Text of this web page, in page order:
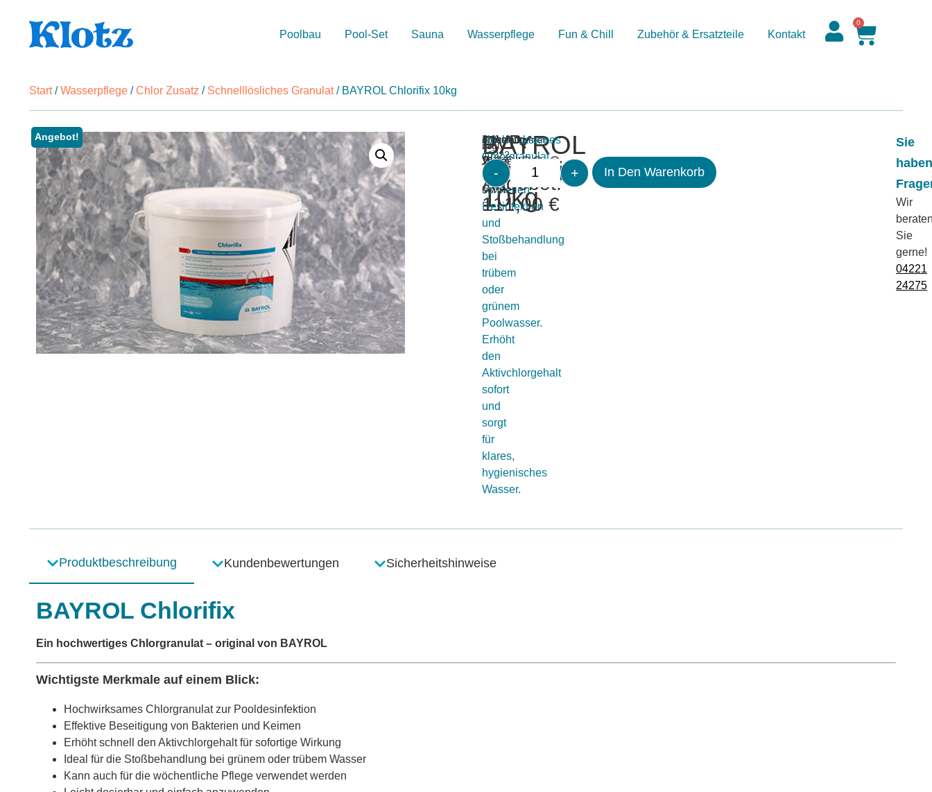
Poolbau Pool-Set Sauna Wasserpflege Fun & Chill Zubehör & Ersatzteile Kontakt
0
Start/Wasserpflege /Chlor Zusatz / Schnelllösliches Granulat/ BAYROL Chlorifix 10kg
Angebot!
Artikelnummer:
40222
Merken
BAYROL
Chlorifix
10kg
Hochwirksames
Chlorgranulat
zur
schnellen
Desinfektion
und
Stoßbehandlung
bei
trübem
oder
grünem
Poolwasser.
Erhöht
den
Aktivchlorgehalt
sofort
und
sorgt
für
klares,
hygienisches
Wasser.
UVP:
116,00€
Angebot:
111,00 €
inkl.
19
%
MwSt.
zzgl.
Versandkosten
4 vorrätig
- + In Den Warenkorb
Sie
haben
Wir
Sie
gerne!
04221
24275
Produktbeschreibung Kundenbewertungen Sicherheitshinweise
BAYROL Chlorifix
Ein hochwertiges Chlorgranulat – original von BAYROL
Wichtigste Merkmale auf einem Blick:
Hochwirksames Chlorgranulat zur Pooldesinfektion
Effektive Beseitigung von Bakterien und Keimen
Erhöht schnell den Aktivchlorgehalt für sofortige Wirkung
Ideal für die Stoßbehandlung bei grünem oder trübem Wasser
Kann auch für die wöchentliche Pflege verwendet werden